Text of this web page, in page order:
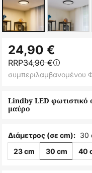
στην
αρχή
της
εικόνων
Lindby LED
μαύρο
24,90 €
RRP34,90 €
συμπεριλαμβανομένου
Διάμετρος (σε cm): 30
23 cm 30 cm 40